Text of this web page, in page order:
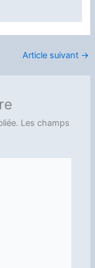
Article suivant →
Les champs